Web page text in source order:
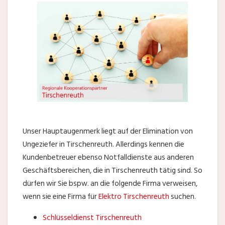
Unser Hauptaugenmerk liegt auf der Elimination von
Ungeziefer in Tirschenreuth. Allerdings kennen die
Kundenbetreuer ebenso Notfalldienste aus anderen
Geschäftsbereichen, die in Tirschenreuth tätig sind. So
dürfen wir Sie bspw. an die folgende Firma verweisen,
wenn sie eine Firma fürElektro Tirschenreuthsuchen.
Schlüsseldienst Tirschenreuth